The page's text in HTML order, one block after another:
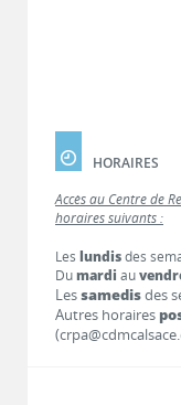
HORAIRES
Accès au Centre de
horaires suivants :
Les lundisdes
Dumardi au
Lessamedisdes
Autres horaires